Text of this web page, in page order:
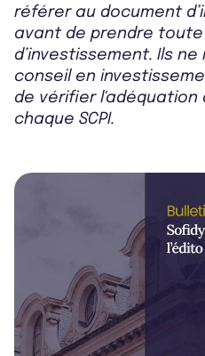
référer au document
avant de prendre
d’investissement. Ils
conseil en
de vérifier
chaque SCPI.